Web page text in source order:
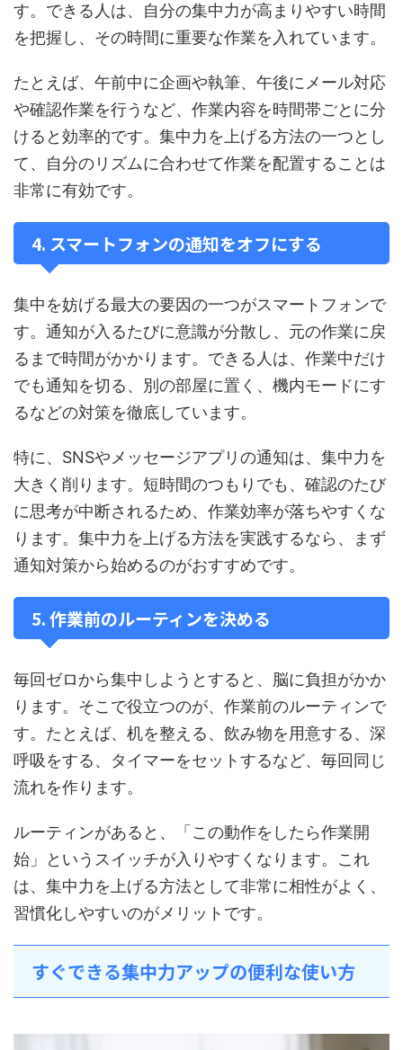
す。できる人は、自分の集中力が高まりやすい時間
を把握し、その時間に重要な作業を入れています。
たとえば、午前中に企画や執筆、午後にメール対応
や確認作業を行うなど、作業内容を時間帯ごとに分
けると効率的です。集中力を上げる方法の一つとし
て、自分のリズムに合わせて作業を配置することは
非常に有効です。
4. スマートフォンの通知をオフにする
集中を妨げる最大の要因の一つがスマートフォンで
す。通知が入るたびに意識が分散し、元の作業に戻
るまで時間がかかります。できる人は、作業中だけ
でも通知を切る、別の部屋に置く、機内モードにす
るなどの対策を徹底しています。
特に、SNSやメッセージアプリの通知は、集中力を
大きく削ります。短時間のつもりでも、確認のたび
に思考が中断されるため、作業効率が落ちやすくな
ります。集中力を上げる方法を実践するなら、まず
通知対策から始めるのがおすすめです。
5. 作業前のルーティンを決める
毎回ゼロから集中しようとすると、脳に負担がかか
ります。そこで役立つのが、作業前のルーティンで
す。たとえば、机を整える、飲み物を用意する、深
呼吸をする、タイマーをセットするなど、毎回同じ
流れを作ります。
ルーティンがあると、「この動作をしたら作業開
始」というスイッチが入りやすくなります。これ
は、集中力を上げる方法として非常に相性がよく、
習慣化しやすいのがメリットです。
すぐできる集中力アップの便利な使い方